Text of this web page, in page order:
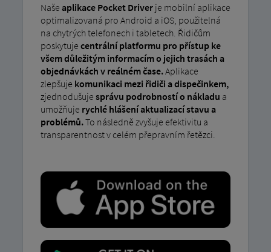
Naše aplikace Pocket Driverje mobilní aplikace
optimalizovaná pro Android a iOS, použitelná
na chytrých telefonech i tabletech. Řidičům
poskytuje centrální platformu pro přístup ke
všem důležitým informacím o jejich trasách a
objednávkách v reálném čase.Aplikace
zlepšuje komunikaci mezi řidiči a dispečinkem,
zjednodušuje správu podrobností o nákladu a
umožňuje rychlé hlášení aktualizací stavu a
problémů.To následně zvyšuje efektivitu a
transparentnost v celém přepravním řetězci.